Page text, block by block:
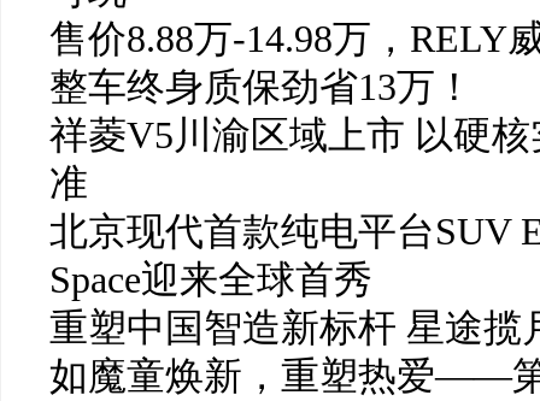
售价8.88万-14.98万，RELY
整车终身质保劲省13万！
祥菱V5川渝区域上市 以硬
准
北京现代首款纯电平台SUV
Space迎来全球首秀
重塑中国智造新标杆 星途揽
如魔童焕新，重塑热爱——